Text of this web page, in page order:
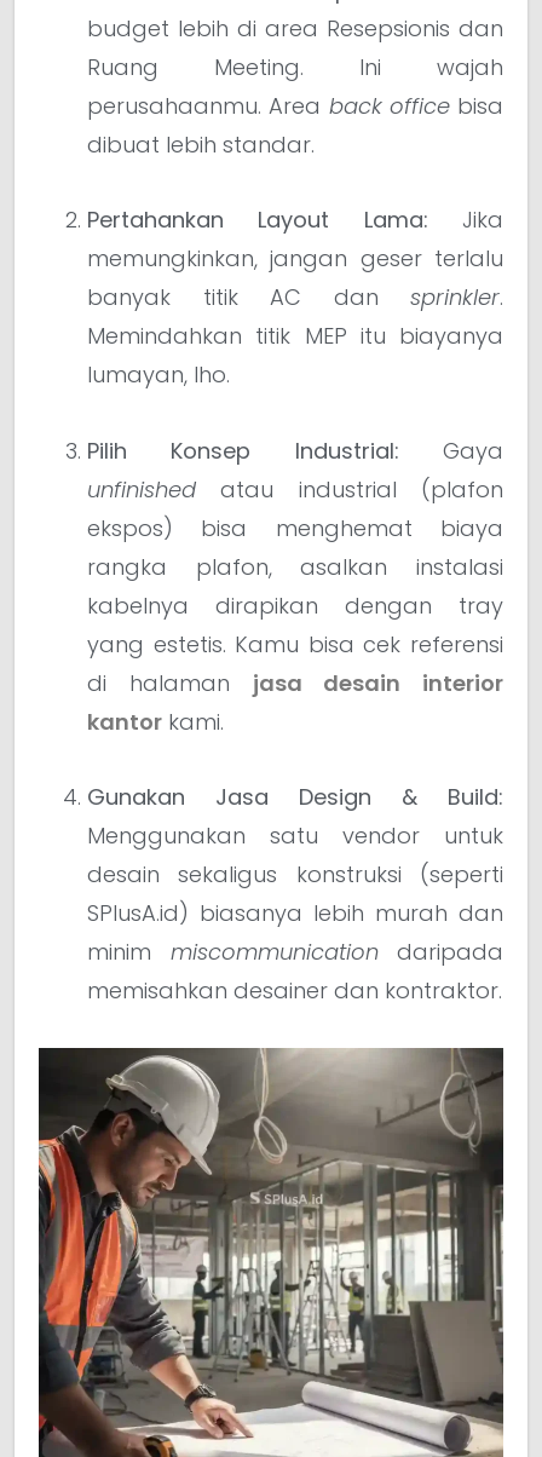
budget lebih di area Resepsionis dan
Ruang Meeting. Ini wajah
perusahaanmu. Area back officebisa
dibuat lebih standar.
Pertahankan Layout Lama: Jika
memungkinkan, jangan geser terlalu
banyak titik AC dan sprinkler.
Memindahkan titik MEP itu biayanya
lumayan, lho.
Pilih Konsep Industrial: Gaya
unfinished atau industrial (plafon
ekspos) bisa menghemat biaya
rangka plafon, asalkan instalasi
kabelnya dirapikan dengan tray
yang estetis. Kamu bisa cek referensi
di halaman jasa desain interior
kantor kami.
Gunakan Jasa Design & Build:
Menggunakan satu vendor untuk
desain sekaligus konstruksi (seperti
SPlusA.id) biasanya lebih murah dan
minim miscommunicationdaripada
memisahkan desainer dan kontraktor.